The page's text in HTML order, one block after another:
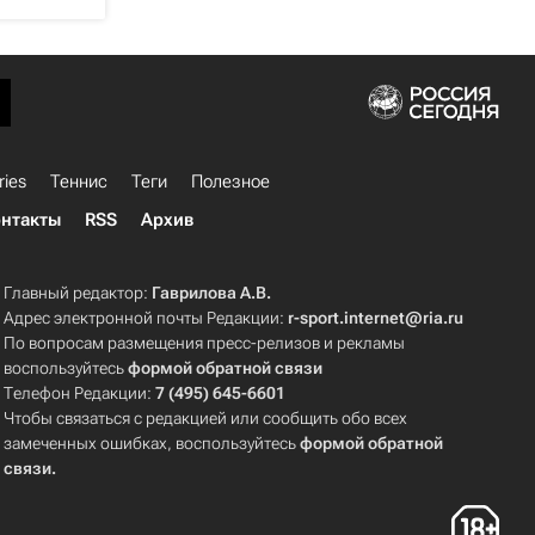
Теннис Теги
Полезное
RSS Архив
Главный редактор: Гаврилова А.В.
Адрес электронной почты Редакции: r-sport.internet@ria.ru
По вопросам размещения пресс-релизов и рекламы
воспользуйтесьформой обратной связи
Телефон Редакции:7 (495) 645-6601
Чтобы связаться с редакцией или сообщить обо всех
замеченных ошибках, воспользуйтесьформой обратной
связи.